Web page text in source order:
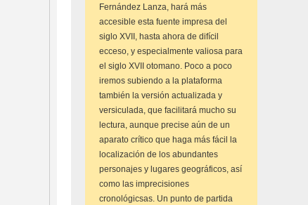
Fernández Lanza, hará más
accesible esta fuente impresa del
siglo XVII, hasta ahora de difícil
ecceso, y especialmente valiosa para
el siglo XVII otomano. Poco a poco
iremos subiendo a la plataforma
también la versión actualizada y
versiculada, que facilitará mucho su
lectura, aunque precise aún de un
aparato crítico que haga más fácil la
localización de los abundantes
personajes y lugares geográficos, así
como las imprecisiones
cronológicsas. Un punto de partida